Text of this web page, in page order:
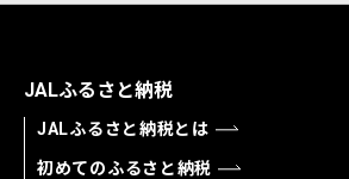
JALふるさと納税
JALふるさと納税とは
初めてのふるさと納税